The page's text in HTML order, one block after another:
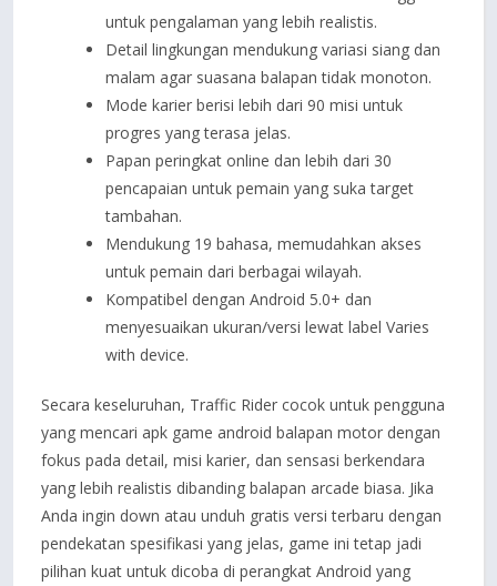
untuk pengalaman yang lebih realistis.
Detail lingkungan mendukung variasi siang dan
malam agar suasana balapan tidak monoton.
Mode karier berisi lebih dari 90 misi untuk
progres yang terasa jelas.
Papan peringkat online dan lebih dari 30
pencapaian untuk pemain yang suka target
tambahan.
Mendukung 19 bahasa, memudahkan akses
untuk pemain dari berbagai wilayah.
Kompatibel dengan Android 5.0+ dan
menyesuaikan ukuran/versi lewat label Varies
with device.
Secara keseluruhan, Traffic Rider cocok untuk pengguna
yang mencari apk game android balapan motor dengan
fokus pada detail, misi karier, dan sensasi berkendara
yang lebih realistis dibanding balapan arcade biasa. Jika
Anda ingin down atau unduh gratis versi terbaru dengan
pendekatan spesifikasi yang jelas, game ini tetap jadi
pilihan kuat untuk dicoba di perangkat Android yang